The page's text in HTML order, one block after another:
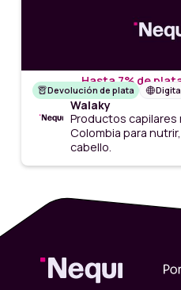
Hasta 7% de
Devolución de plata
Walaky
Productos
Colombia para
cabello.